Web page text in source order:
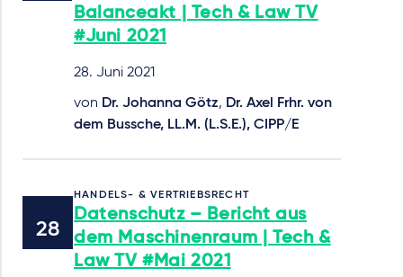
Balanceakt | Tech & Law TV
#Juni 2021
28. Juni 2021
von Dr. Johanna Götz, Dr. Axel Frhr. von
dem Bussche, LL.M. (L.S.E.), CIPP/E
HANDELS- & VERTRIEBSRECHT
Datenschutz – Bericht aus
dem Maschinenraum | Tech &
Law TV #Mai 2021